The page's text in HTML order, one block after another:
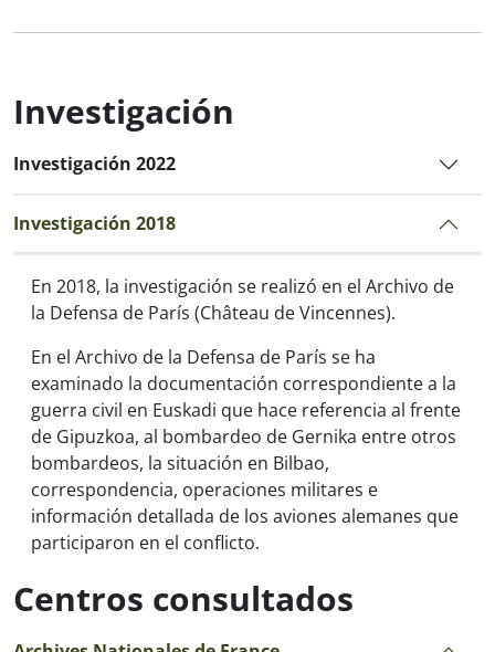
Investigación
Investigación 2022
Investigación 2018
En 2018, la investigación se realizó en el Archivo de
la Defensa de París (Château de Vincennes).
En el Archivo de la Defensa de París se ha
examinado la documentación correspondiente a la
guerra civil en Euskadi que hace referencia al frente
de Gipuzkoa, al bombardeo de Gernika entre otros
bombardeos, la situación en Bilbao,
correspondencia, operaciones militares e
información detallada de los aviones alemanes que
participaron en el conflicto.
Centros consultados